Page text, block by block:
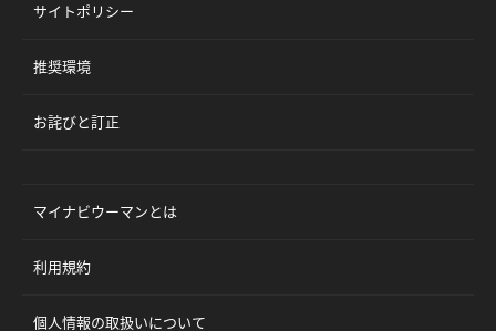
サイトポリシー
推奨環境
お詫びと訂正
マイナビウーマンとは
利用規約
個人情報の取扱いについて